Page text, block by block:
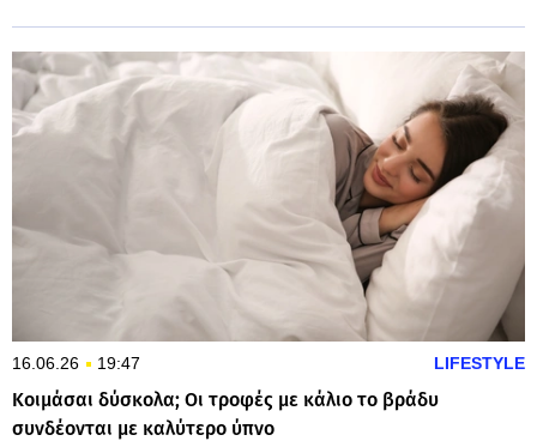
16.06.26 19:47 LIFESTYLE
Κοιμάσαι δύσκολα; Οι τροφές με κάλιο το βράδυ
συνδέονται με καλύτερο ύπνο